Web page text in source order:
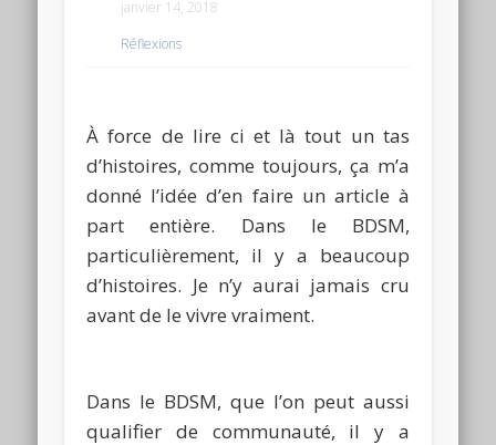
janvier 14, 2018
Réflexions
À force de lire ci et là tout un tas
d’histoires, comme toujours, ça m’a
donné l’idée d’en faire un article à
part entière. Dans le BDSM,
particulièrement, il y a beaucoup
d’histoires. Je n’y aurai jamais cru
avant de le vivre vraiment.
Dans le BDSM, que l’on peut aussi
qualifier de communauté, il y a